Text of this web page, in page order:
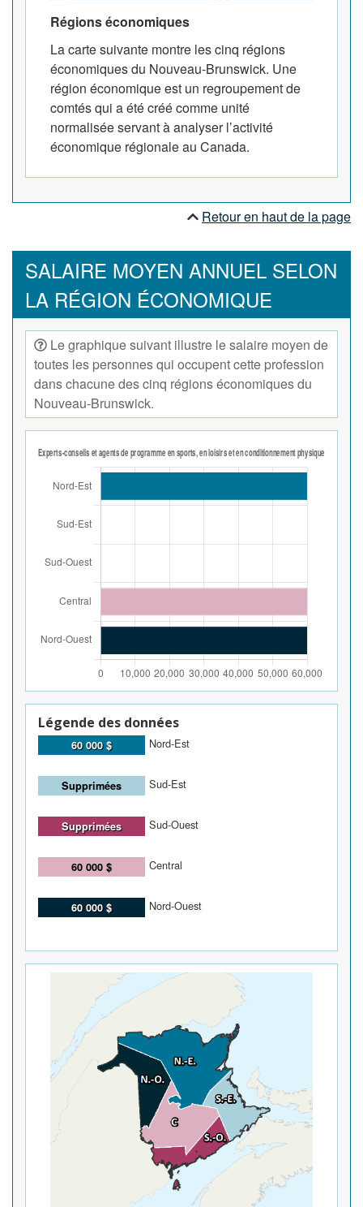
Régions économiques
La carte suivante montre les cinq régions
économiques du Nouveau-Brunswick. Une
région économique est un regroupement de
comtés qui a été créé comme unité
normalisée servant à analyser l’activité
économique régionale au Canada.
Retour en haut de la page
SALAIRE MOYEN ANNUEL SELON
LA RÉGION ÉCONOMIQUE
Le graphique suivant illustre le salaire moyen de
toutes les personnes qui occupent cette profession
dans chacune des cinq régions économiques du
Nouveau-Brunswick.
Légende des données
60 000 $ Nord-Est
Supprimées Sud-Est
Supprimées Sud-Ouest
60 000 $ Central
60 000 $ Nord-Ouest